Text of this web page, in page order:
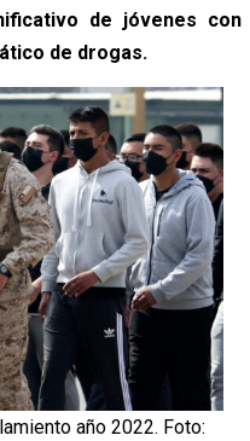
de jóvenes con
de drogas.
año 2022. Foto: